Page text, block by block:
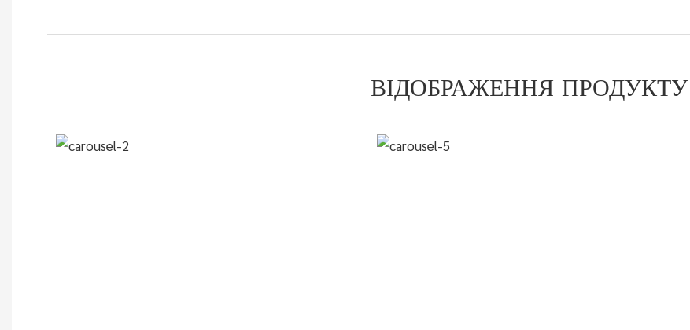
ВІДОБРАЖЕННЯ ПРОДУКТУ